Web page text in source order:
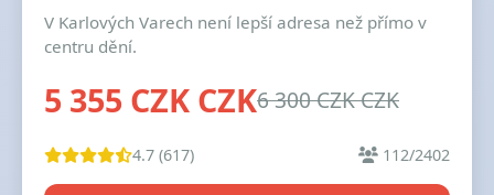
V Karlových Varech není lepší adresa než přímo v
centru dění.
5 355 CZK CZK6 300 CZK CZK
4.7 (617) 112/2402